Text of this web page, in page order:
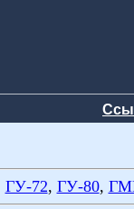
ГУ-72, ГУ-80,